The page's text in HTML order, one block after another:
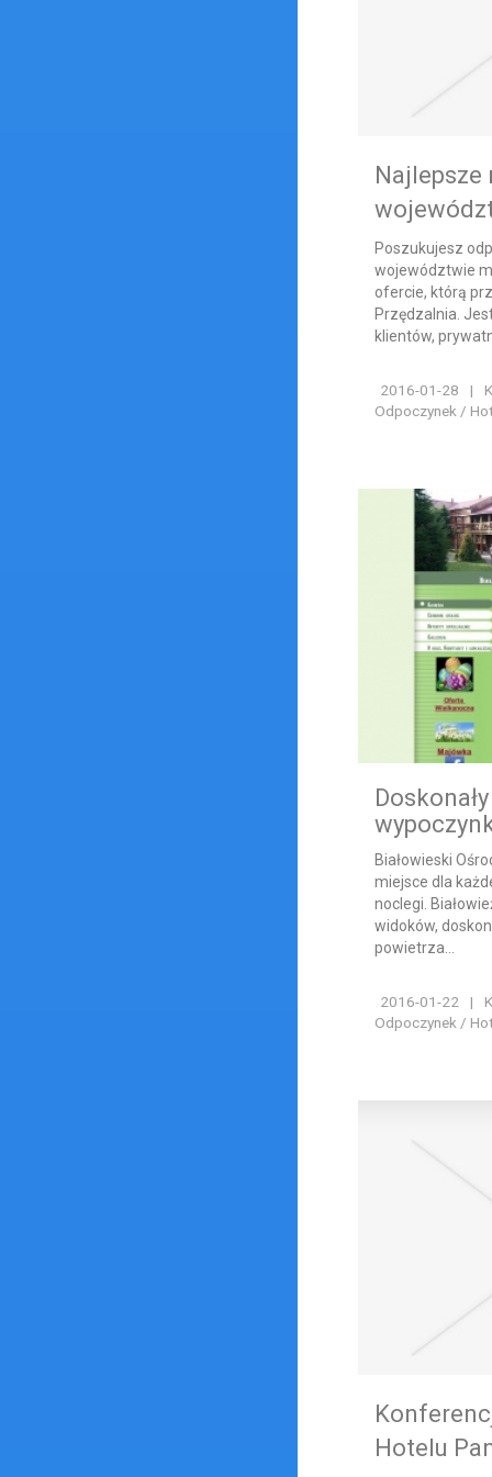
Najlepsze
Poszukujesz
województwie
ofercie, którą
Przędzalnia.
klientów,
2016-01-28 |
Odpoczynek /
Białowieski
miejsce dla
noclegi.
widoków,
powietrza...
2016-01-22 |
Odpoczynek /
Hotelu